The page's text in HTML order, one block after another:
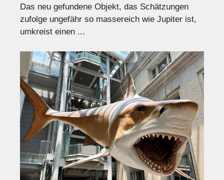
Das neu gefundene Objekt, das Schätzungen
zufolge ungefähr so ​​massereich wie Jupiter ist,
umkreist einen ...